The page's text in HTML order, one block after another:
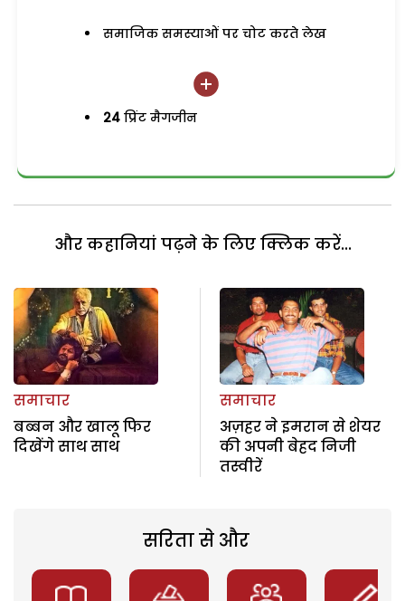
समाजिक समस्याओं पर चोट करते लेख
24 प्रिंट मैगजीन
और कहानियां पढ़ने के लिए क्लिक करें...
समाचार
बब्बन और खालू फिर
दिखेंगे साथ साथ
समाचार
अज़हर ने इमरान से शेयर
की अपनी बेहद निजी
तस्वीरें
सरिता से और